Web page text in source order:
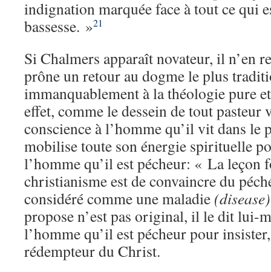
indignation marquée face à tout ce qui
bassesse. »21
Si Chalmers apparaît novateur, il n’en
prône un retour au dogme le plus
immanquablement à la théologie pure
effet, comme le dessein de tout pasteur
conscience à l’homme qu’il vit dans le
mobilise toute son énergie spirituelle
l’homme qu’il est pécheur: « La leçon
christianisme est de convaincre du
considéré comme une maladie (disease)
propose n’est pas original, il le dit lui-
l’homme qu’il est pécheur pour
rédempteur du Christ.